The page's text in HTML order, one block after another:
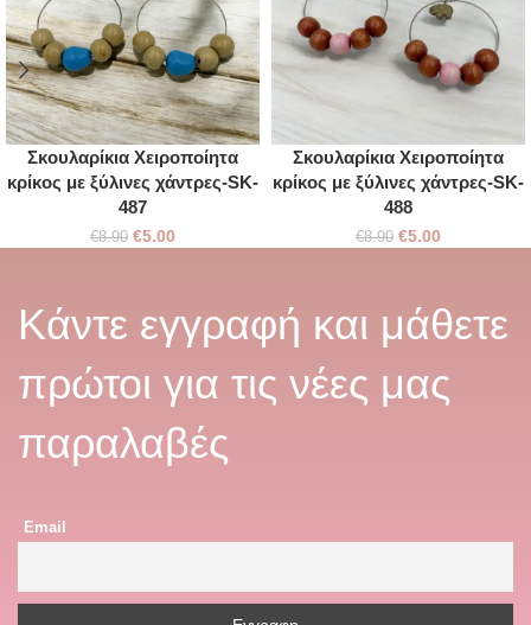
Σκουλαρίκια Χειροποίητα
κρίκος με ξύλινες χάντρες-SK-
487
€8.90 €5.00
Σκουλαρίκια Χειροποίητα
κρίκος με ξύλινες χάντρες-SK-
488
€8.90 €5.00
Κάντε εγγραφή και μάθετε
πρώτοι για τις νέες μας
παραλαβές
Email